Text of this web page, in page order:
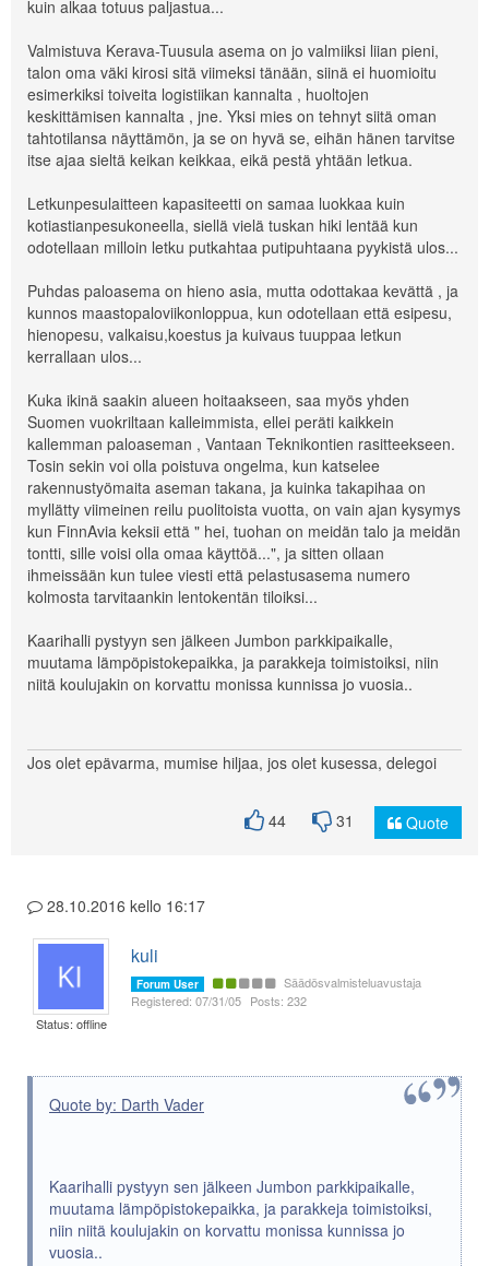
kuin alkaa totuus paljastua...
Valmistuva Kerava-Tuusula asema on jo valmiiksi liian pieni,
talon oma väki kirosi sitä viimeksi tänään, siinä ei huomioitu
esimerkiksi toiveita logistiikan kannalta , huoltojen
keskittämisen kannalta , jne. Yksi mies on tehnyt siitä oman
tahtotilansa näyttämön, ja se on hyvä se, eihän hänen tarvitse
itse ajaa sieltä keikan keikkaa, eikä pestä yhtään letkua.
Letkunpesulaitteen kapasiteetti on samaa luokkaa kuin
kotiastianpesukoneella, siellä vielä tuskan hiki lentää kun
odotellaan milloin letku putkahtaa putipuhtaana pyykistä ulos...
Puhdas paloasema on hieno asia, mutta odottakaa kevättä , ja
kunnos maastopaloviikonloppua, kun odotellaan että esipesu,
hienopesu, valkaisu,koestus ja kuivaus tuuppaa letkun
kerrallaan ulos...
Kuka ikinä saakin alueen hoitaakseen, saa myös yhden
Suomen vuokriltaan kalleimmista, ellei peräti kaikkein
kallemman paloaseman , Vantaan Teknikontien rasitteekseen.
Tosin sekin voi olla poistuva ongelma, kun katselee
rakennustyömaita aseman takana, ja kuinka takapihaa on
myllätty viimeinen reilu puolitoista vuotta, on vain ajan kysymys
kun FinnAvia keksii että " hei, tuohan on meidän talo ja meidän
tontti, sille voisi olla omaa käyttöä...", ja sitten ollaan
ihmeissään kun tulee viesti että pelastusasema numero
kolmosta tarvitaankin lentokentän tiloiksi...
Kaarihalli pystyyn sen jälkeen Jumbon parkkipaikalle,
muutama lämpöpistokepaikka, ja parakkeja toimistoiksi, niin
niitä koulujakin on korvattu monissa kunnissa jo vuosia..
Jos olet epävarma, mumise hiljaa, jos olet kusessa, delegoi
44 31 Quote
28.10.2016 kello 16:17
Status: offline
kuli
Forum User
Säädösvalmisteluavustaja
Registered: 07/31/05 Posts: 232
Quote by: Darth Vader
Kaarihalli pystyyn sen jälkeen Jumbon parkkipaikalle,
muutama lämpöpistokepaikka, ja parakkeja toimistoiksi,
niin niitä koulujakin on korvattu monissa kunnissa jo
vuosia..